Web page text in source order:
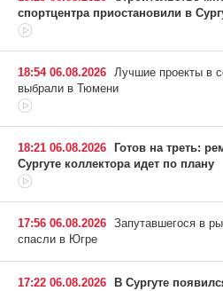
спортцентра приостановили в
18:54 06.08.2026 Лучшие проекты в
выбрали в Тюмени
18:21 06.08.2026
Готов на треть:
Сургуте коллектора идет по плану
17:56 06.08.2026 Запутавшегося в
спасли в Югре
17:22 06.08.2026
В Сургуте